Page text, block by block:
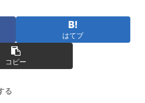
はてブ
コピー
る